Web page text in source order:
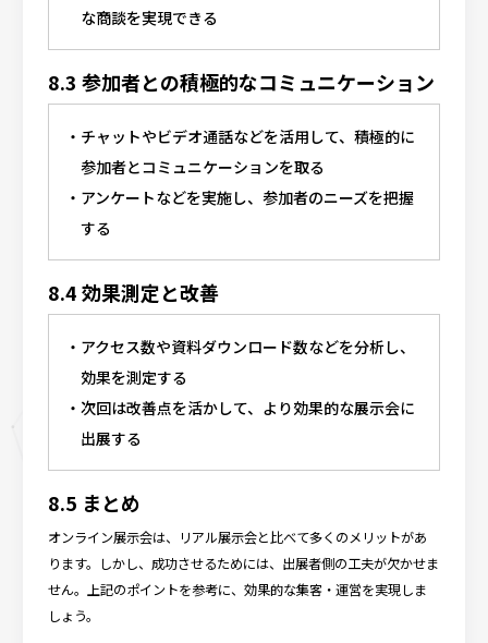
な商談を実現できる
8.3 参加者との積極的なコミュニケーション
チャットやビデオ通話などを活用して、積極的に
参加者とコミュニケーションを取る
アンケートなどを実施し、参加者のニーズを把握
する
8.4 効果測定と改善
アクセス数や資料ダウンロード数などを分析し、
効果を測定する
次回は改善点を活かして、より効果的な展示会に
出展する
8.5 まとめ
オンライン展示会は、リアル展示会と比べて多くのメリットがあ
ります。しかし、成功させるためには、出展者側の工夫が欠かせま
せん。上記のポイントを参考に、効果的な集客・運営を実現しま
しょう。